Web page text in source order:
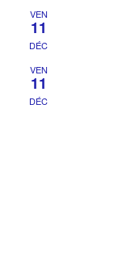
VEN
11
DÉC
VEN
11
DÉC